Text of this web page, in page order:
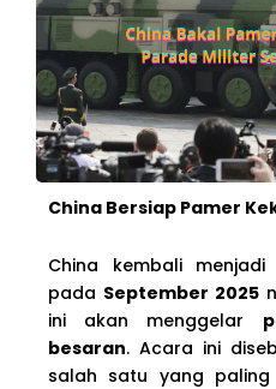
China Bersiap Pamer
China kembali
pada September 2025
ini akan menggelar
besaran. Acara ini
salah satu yang